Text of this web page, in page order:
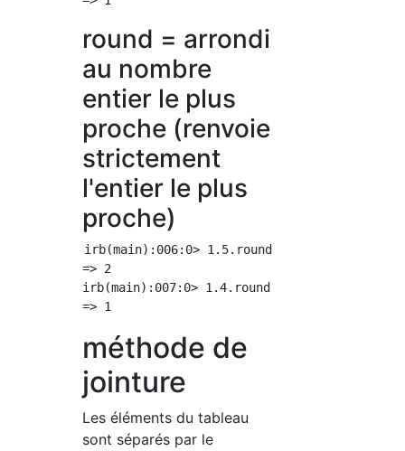
round = arrondi
au nombre
entier le plus
proche (renvoie
strictement
l'entier le plus
proche)
irb(main):006:0> 1.5.round
=> 2
irb(main):007:0> 1.4.round
méthode de
jointure
Les éléments du tableau
sont séparés par le